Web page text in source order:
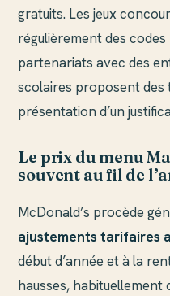
gratuits. Les jeux
régulièrement des
partenariats avec des
scolaires proposent
présentation d’un
Le prix du menu
souvent au fil de
McDonald’s procède
ajustements tarifaires
début d’année et à la
hausses,